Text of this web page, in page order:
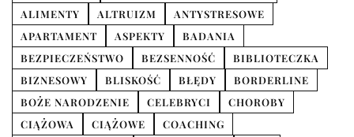
ALIMENTY
ALTRUIZM
ANTYSTRESOWE
APARTAMENT
ASPEKTY
BADANIA
BEZPIECZEŃSTWO
BEZSENNOŚĆ
BIBLIOTECZKA
BIZNESOWY
BLISKOŚĆ BŁĘDY
BORDERLINE
BOŻE NARODZENIE
CELEBRYCI
CHOROBY
CIĄŻOWA
CIĄŻOWE
COACHING